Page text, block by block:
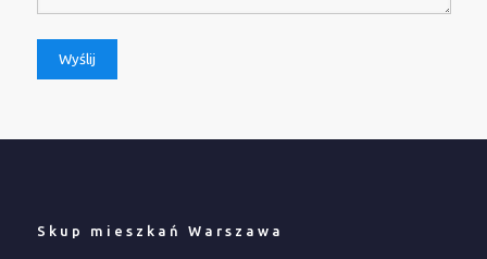
Skup mieszkań Warszawa